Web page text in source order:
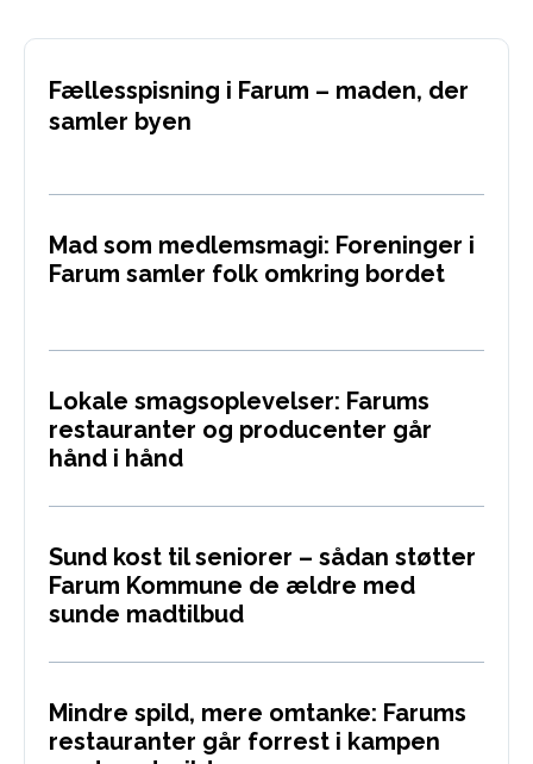
Fællesspisning i Farum – maden, der
samler byen
Mad som medlemsmagi: Foreninger i
Farum samler folk omkring bordet
Lokale smagsoplevelser: Farums
restauranter og producenter går
hånd i hånd
Sund kost til seniorer – sådan støtter
Farum Kommune de ældre med
sunde madtilbud
Mindre spild, mere omtanke: Farums
restauranter går forrest i kampen